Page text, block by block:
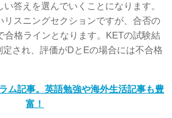
答えを選んでいくことになります。
リスニングセクションですが、合否の
合格ラインとなります。KETの試験結
され、評価がDとEの場合には不合格
ム記事。英語勉強や海外生活記事も豊
富！